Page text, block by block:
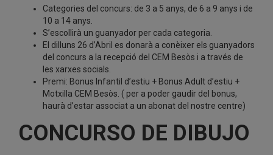
Categories del concurs: de 3 a 5 anys, de 6 a 9 anys i de
10 a 14 anys.
S’escollirà un guanyador per cada categoria.
El dilluns 26 d’Abril es donarà a conèixer els guanyadors
del concurs a la recepció del CEM Besòs i a través de
les xarxes socials.
Premi: Bonus Infantil d’estiu + Bonus Adult d’estiu +
Motxilla CEM Besòs. ( per a poder gaudir del bonus,
haurà d’estar associat a un abonat del nostre centre)
CONCURSO DE DIBUJO